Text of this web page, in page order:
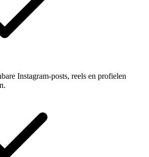
Instagram-posts, reels en profielen